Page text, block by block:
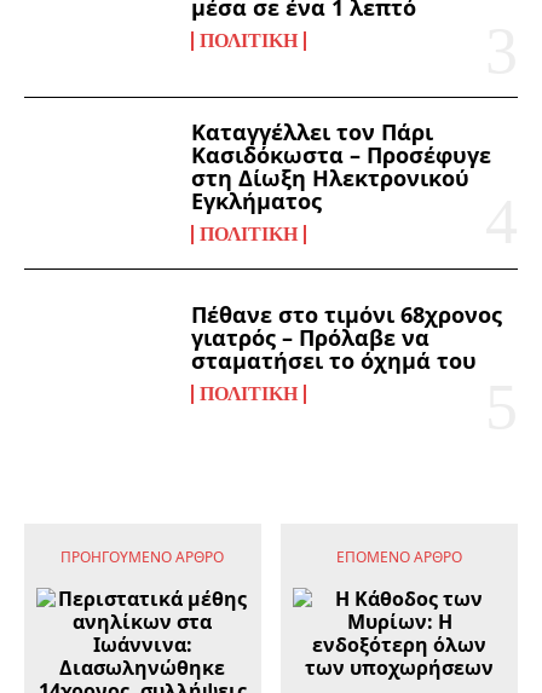
μέσα σε ένα 1 λεπτό
ΠΟΛΙΤΙΚΉ
Καταγγέλλει τον Πάρι
Κασιδόκωστα – Προσέφυγε
στη Δίωξη Ηλεκτρονικού
Εγκλήματος
ΠΟΛΙΤΙΚΉ
Πέθανε στο τιμόνι 68χρονος
γιατρός – Πρόλαβε να
σταματήσει το όχημά του
ΠΟΛΙΤΙΚΉ
ΠΡΟΗΓΟΎΜΕΝΟ ΆΡΘΡΟ ΕΠΌΜΕΝΟ ΆΡΘΡΟ